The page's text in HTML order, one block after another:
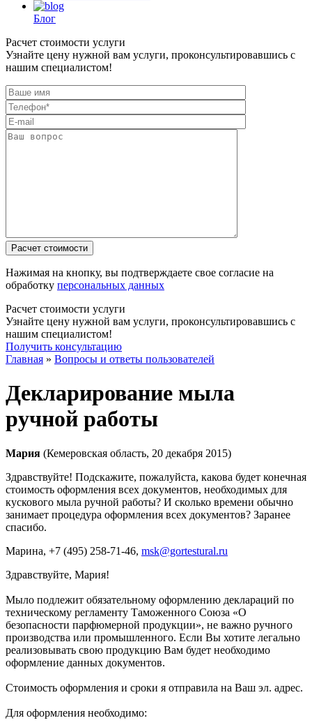
Блог
Расчет стоимости услуги
Узнайте цену нужной вам услуги, проконсультировавшись с
нашим специалистом!
Нажимая на кнопку, вы подтверждаете свое согласие на
обработку персональных данных
Расчет стоимости услуги
Узнайте цену нужной вам услуги, проконсультировавшись с
нашим специалистом!
Получить консультацию
Главная » Вопросы и ответы пользователей
Декларирование мыла
ручной работы
Мария (Кемеровская область, 20 декабря 2015)
Здравствуйте! Подскажите, пожалуйста, какова будет конечная
стоимость оформления всех документов, необходимых для
кускового мыла ручной работы? И сколько времени обычно
занимает процедура оформления всех документов? Заранее
спасибо.
Марина, +7 (495) 258-71-46, msk@gortestural.ru
Здравствуйте, Мария!
Мыло подлежит обязательному оформлению деклараций по
техническому регламенту Таможенного Союза «О
безопасности парфюмерной продукции», не важно ручного
производства или промышленного. Если Вы хотите легально
реализовывать свою продукцию Вам будет необходимо
оформление данных документов.
Стоимость оформления и сроки я отправила на Ваш эл. адрес.
Для оформления необходимо: